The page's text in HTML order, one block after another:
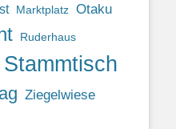
Marktplatz Otaku
Ruderhaus
Stammtisch
Ziegelwiese